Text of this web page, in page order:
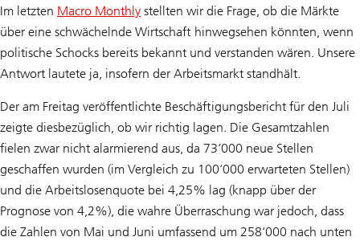
Im letzten Macro Monthly stellten wir die Frage, ob die Märkte
über eine schwächelnde Wirtschaft hinwegsehen könnten, wenn
politische Schocks bereits bekannt und verstanden wären. Unsere
Antwort lautete ja, insofern der Arbeitsmarkt standhält.
Der am Freitag veröffentlichte Beschäftigungsbericht für den Juli
zeigte diesbezüglich, ob wir richtig lagen. Die Gesamtzahlen
fielen zwar nicht alarmierend aus, da 73‘000 neue Stellen
geschaffen wurden (im Vergleich zu 100‘000 erwarteten Stellen)
und die Arbeitslosenquote bei 4,25% lag (knapp über der
Prognose von 4,2%), die wahre Überraschung war jedoch, dass
die Zahlen von Mai und Juni umfassend um 258‘000 nach unten